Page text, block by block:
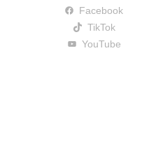
Facebook
TikTok
YouTube